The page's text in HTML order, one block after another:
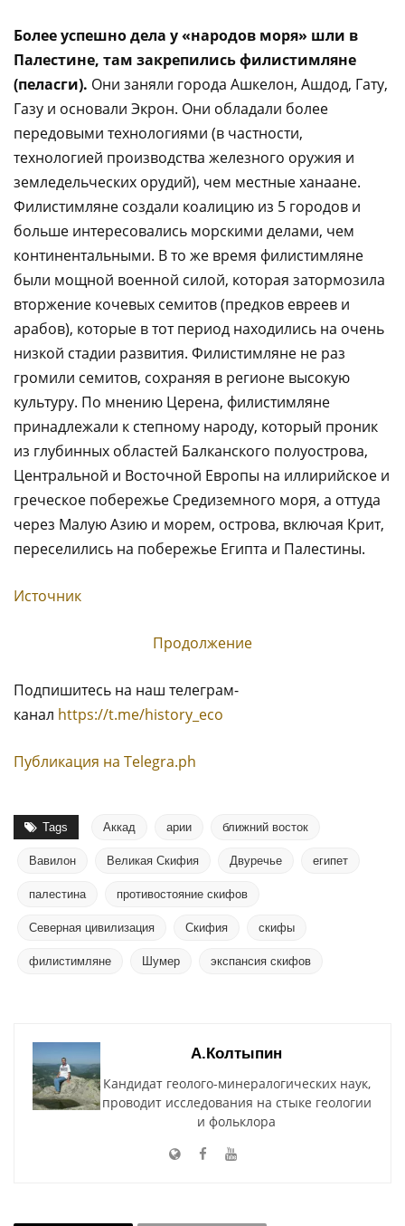
Более успешно дела у «народов моря» шли в
Палестине, там закрепились филистимляне
(пеласги). Они заняли города Ашкелон, Ашдод, Гату,
Газу и основали Экрон. Они обладали более
передовыми технологиями (в частности,
технологией производства железного оружия и
земледельческих орудий), чем местные ханаане.
Филистимляне создали коалицию из 5 городов и
больше интересовались морскими делами, чем
континентальными. В то же время филистимляне
были мощной военной силой, которая затормозила
вторжение кочевых семитов (предков евреев и
арабов), которые в тот период находились на очень
низкой стадии развития. Филистимляне не раз
громили семитов, сохраняя в регионе высокую
культуру. По мнению Церена, филистимляне
принадлежали к степному народу, который проник
из глубинных областей Балканского полуострова,
Центральной и Восточной Европы на иллирийское и
греческое побережье Средиземного моря, а оттуда
через Малую Азию и морем, острова, включая Крит,
переселились на побережье Египта и Палестины.
Источник
Продолжение
Подпишитесь на наш телеграм-
канал https://t.me/history_eco
Публикация на Тelegra.ph
Tags Аккад арии ближний восток
Вавилон Великая Скифия Двуречье египет
палестина противостояние скифов
Северная цивилизация Скифия скифы
филистимляне Шумер экспансия скифов
А.Колтыпин
Кандидат геолого-минералогических наук,
проводит исследования на стыке геологии
и фольклора